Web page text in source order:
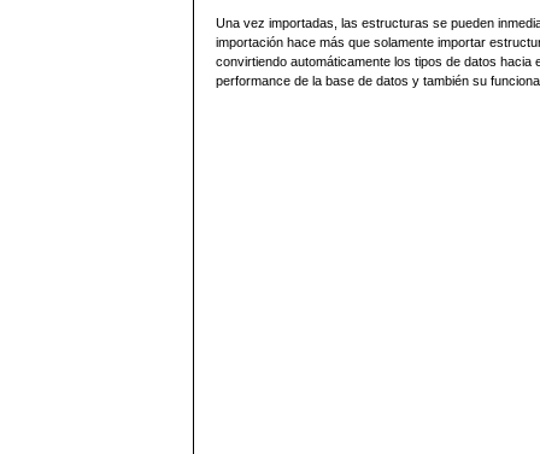
Una vez importadas, las estructuras se pueden
importación hace más que solamente importar
convirtiendo automáticamente los tipos de datos
performance de la base de datos y también su